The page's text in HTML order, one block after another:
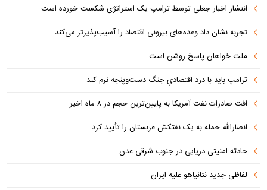
انتشار اخبار جعلی توسط ترامپ یک استراتژی شکست خورده است
تجربه نشان داد وعده‌های بیرونی اقتصاد را آسیب‌پذیرتر می‌کند
ملت خواهان پاسخ روشن است
ترامپ باید با درد اقتصادیِ جنگ دست‌و‌پنجه نرم کند
افت صادرات نفت آمریکا به پایین‌ترین حجم در ۸ ماه اخیر
انصارالله حمله به یک نفتکش عربستان را تأیید کرد
حادثه امنیتی دریایی در جنوب شرقی عدن
لفاظی جدید نتانیاهو علیه ایران